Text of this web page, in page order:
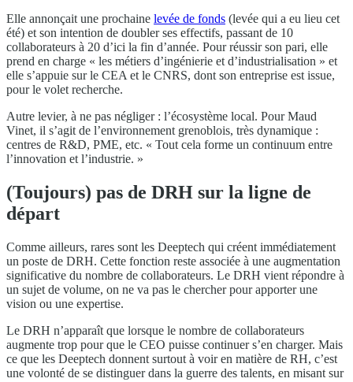
Elle annonçait une prochaine levée de fonds (levée qui a eu lieu cet
été) et son intention de doubler ses effectifs, passant de 10
collaborateurs à 20 d’ici la fin d’année. Pour réussir son pari, elle
prend en charge « les métiers d’ingénierie et d’industrialisation » et
elle s’appuie sur le CEA et le CNRS, dont son entreprise est issue,
pour le volet recherche.
Autre levier, à ne pas négliger : l’écosystème local. Pour Maud
Vinet, il s’agit de l’environnement grenoblois, très dynamique :
centres de R&D, PME, etc. « Tout cela forme un continuum entre
l’innovation et l’industrie. »
(Toujours) pas de DRH sur la ligne de
départ
Comme ailleurs, rares sont les Deeptech qui créent immédiatement
un poste de DRH. Cette fonction reste associée à une augmentation
significative du nombre de collaborateurs. Le DRH vient répondre à
un sujet de volume, on ne va pas le chercher pour apporter une
vision ou une expertise.
Le DRH n’apparaît que lorsque le nombre de collaborateurs
augmente trop pour que le CEO puisse continuer s’en charger. Mais
ce que les Deeptech donnent surtout à voir en matière de RH, c’est
une volonté de se distinguer dans la guerre des talents, en misant sur